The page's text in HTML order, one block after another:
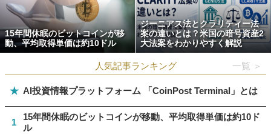
15年間休眠のビットコインが移
動、平均取得単価は約10ドル
ジーニアス法とクラリティー法
案の違いとは？米国の暗号資産2
大法案をわかりやすく解説
人気記事ランキング 一覧 ＞
★ AI投資情報プラットフォーム 「CoinPost Terminal」とは
1
15年間休眠のビットコインが移動、平均取得単価は約10ド
ル